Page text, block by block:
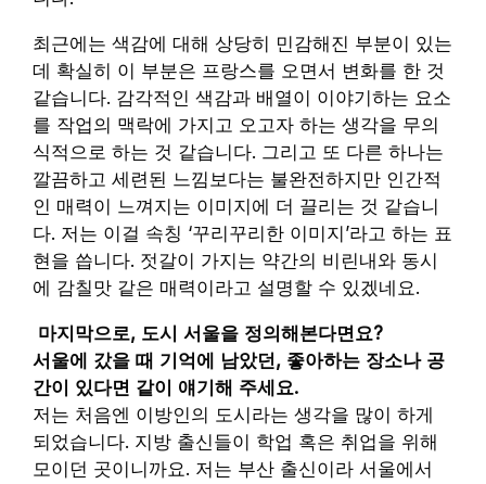
최근에는 색감에 대해 상당히 민감해진 부분이 있는
데 확실히 이 부분은 프랑스를 오면서 변화를 한 것
같습니다. 감각적인 색감과 배열이 이야기하는 요소
를 작업의 맥락에 가지고 오고자 하는 생각을 무의
식적으로 하는 것 같습니다. 그리고 또 다른 하나는
깔끔하고 세련된 느낌보다는 불완전하지만 인간적
인 매력이 느껴지는 이미지에 더 끌리는 것 같습니
다. 저는 이걸 속칭 ‘꾸리꾸리한 이미지’라고 하는 표
현을 씁니다. 젓갈이 가지는 약간의 비린내와 동시
에 감칠맛 같은 매력이라고 설명할 수 있겠네요.
마지막으로, 도시 서울을 정의해본다면요?
서울에 갔을 때 기억에 남았던, 좋아하는 장소나 공
간이 있다면 같이 얘기해 주세요.
저는 처음엔 이방인의 도시라는 생각을 많이 하게
되었습니다. 지방 출신들이 학업 혹은 취업을 위해
모이던 곳이니까요. 저는 부산 출신이라 서울에서